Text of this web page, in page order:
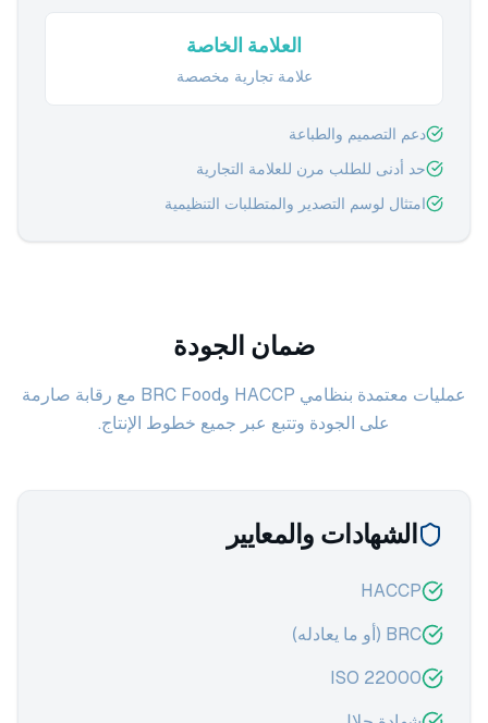
العلامة الخاصة
علامة تجارية مخصصة
دعم التصميم والطباعة
حد أدنى للطلب مرن للعلامة التجارية
امتثال لوسم التصدير والمتطلبات التنظيمية
ضمان الجودة
عمليات معتمدة بنظامي HACCP وBRC Food مع رقابة صارمة
على الجودة وتتبع عبر جميع خطوط الإنتاج.
الشهادات والمعايير
HACCP
BRC (أو ما يعادله)
ISO 22000